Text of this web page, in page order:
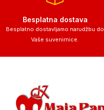
Besplatna dostava
Besplatno dostavljamo narudžbu do
Vaše suvenirnice.